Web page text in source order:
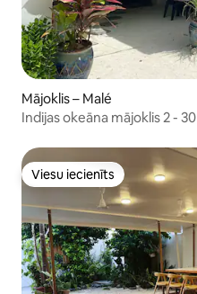
Mājoklis – Malé
Indijas okeāna mājoklis 2 -
Viesu iecienīts
Viesu iecienīts